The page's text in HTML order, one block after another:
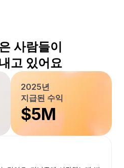
사람들이
고 있어요
2025년
지급된 수익
$5M